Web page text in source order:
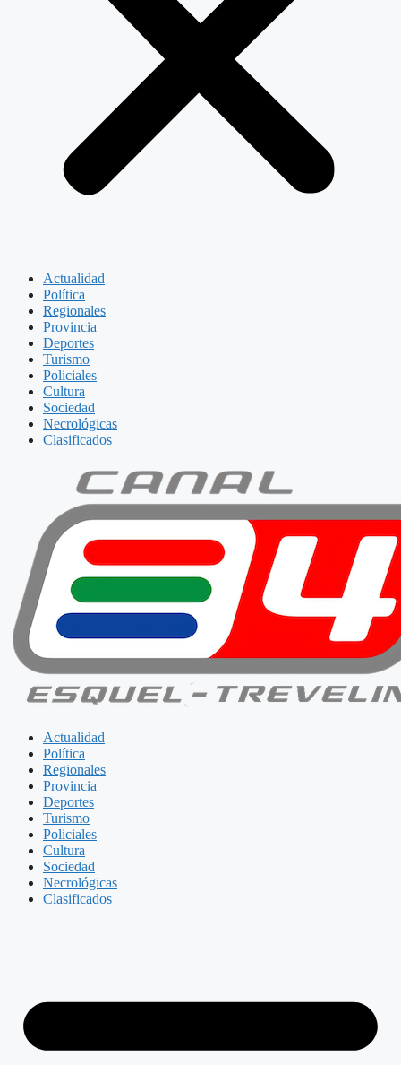
Actualidad
Política
Regionales
Provincia
Deportes
Turismo
Policiales
Cultura
Sociedad
Necrológicas
Clasificados
Actualidad
Política
Regionales
Provincia
Deportes
Turismo
Policiales
Cultura
Sociedad
Necrológicas
Clasificados